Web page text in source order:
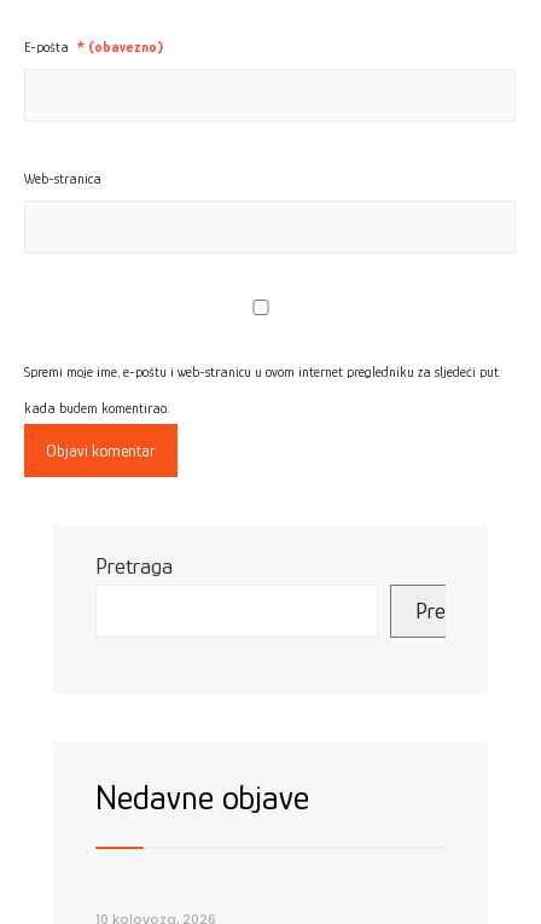
E-pošta * (obavezno)
Web-stranica
Spremi moje ime, e-poštu i web-stranicu u ovom internet pregledniku za sljedeći put
kada budem komentirao.
Pretraga
Pretraga
Nedavne objave
10 kolovoza, 2026